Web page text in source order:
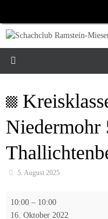
springen
Niedermohr
5. August 2025
Kreisklasse
B:
10:00 – 10:00
16. Oktober 2022